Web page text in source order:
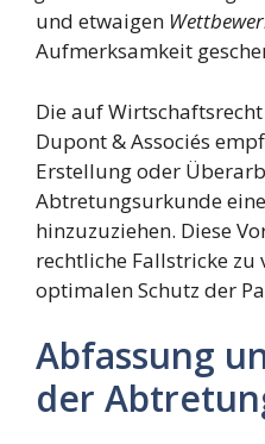
und etwaigen
Aufmerksamkeit
Die auf
Dupont & Associés
Erstellung oder
Abtretungsurkunde
hinzuzuziehen. Diese
rechtliche Fallstricke
optimalen Schutz der
Abfassung
der